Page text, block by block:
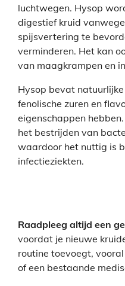
luchtwegen. Hysop
digestief kruid
spijsvertering te
verminderen. Het kan
van maagkrampen en
Hysop bevat
fenolische zuren en
eigenschappen
het bestrijden van
waardoor het nuttig is
infectieziekten.
Raadpleeg altijd een
voordat je nieuwe
routine toevoegt,
of een bestaande